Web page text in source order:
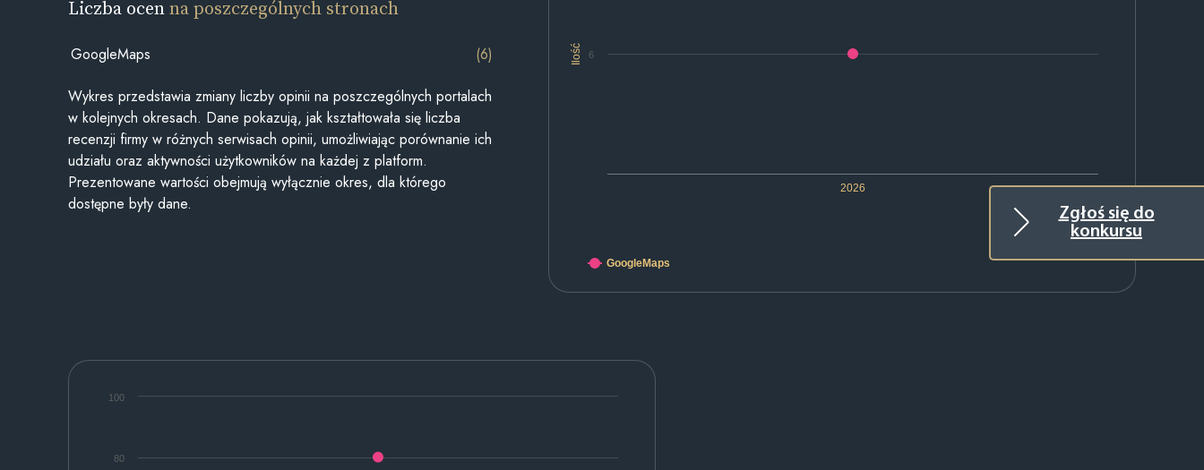
Zgłoś się do
konkursu
Ilość
2026
6
GoogleMaps
Liczba ocenna poszczególnych stronach
GoogleMaps (6)
Wykres przedstawia zmiany liczby opinii na poszczególnych portalach
w kolejnych okresach. Dane pokazują, jak kształtowała się liczba
recenzji firmy w różnych serwisach opinii, umożliwiając porównanie ich
udziału oraz aktywności użytkowników na każdej z platform.
Prezentowane wartości obejmują wyłącznie okres, dla którego
dostępne były dane.
80
100